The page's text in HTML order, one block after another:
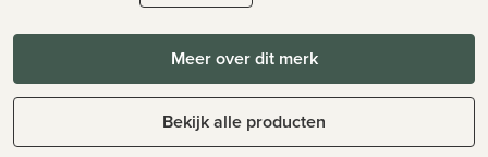
Meer over dit merk
Bekijk alle producten